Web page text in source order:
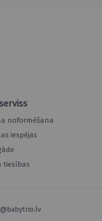
noformēšana
iespējas
tiesības